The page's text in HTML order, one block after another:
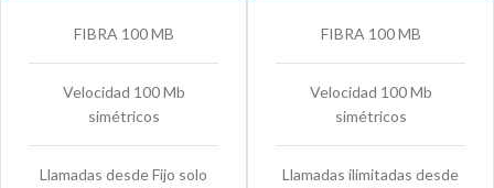
FIBRA 100 MB
Velocidad 100 Mb
simétricos
Llamadas desde Fijo solo
FIBRA 100 MB
Velocidad 100 Mb
simétricos
Llamadas ilimitadas desde